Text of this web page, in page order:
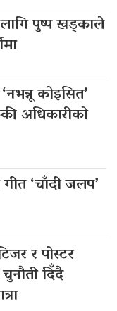
लागि पुष्प खड्काले
कोइसित’
अधिकारीको
‘चाँदी जलप’
र पोस्टर
दिँदै